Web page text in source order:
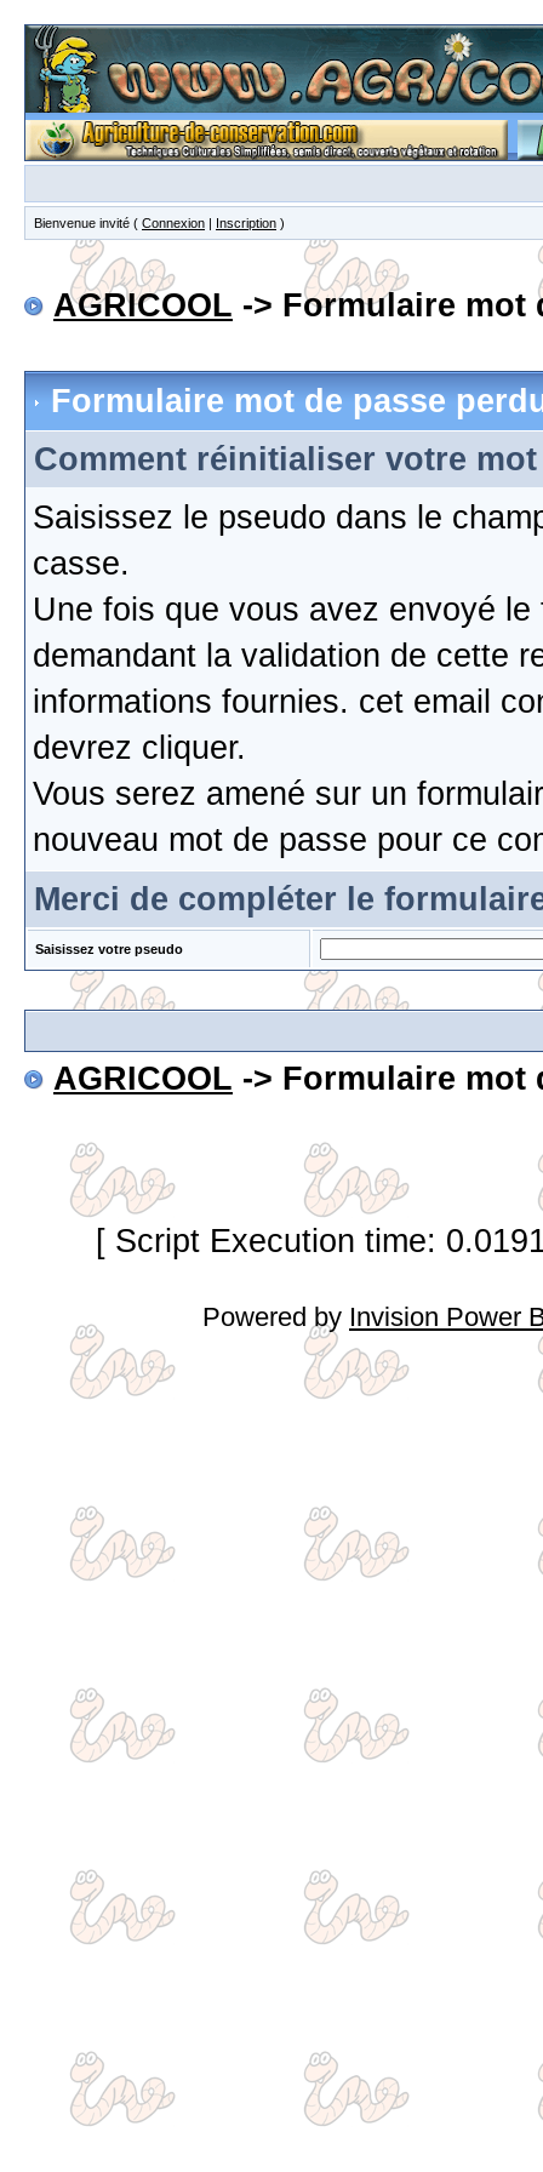
Bienvenue invité ( Connexion | Inscription )
AGRICOOL -> Formulaire mot
Formulaire mot de passe
Comment réinitialiser votre mot
Saisissez le pseudo dans le
casse.
Une fois que vous avez envoyé
demandant la validation de cette
informations fournies. cet email
devrez cliquer.
Vous serez amené sur un
nouveau mot de passe pour ce
Merci de compléter le
Saisissez votre pseudo
AGRICOOL -> Formulaire mot
[ Script Execution time:
Powered by Invision Power